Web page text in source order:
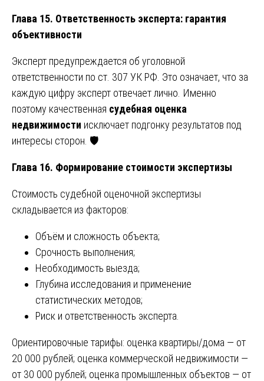
Глава 15. Ответственность эксперта: гарантия
объективности
Эксперт предупреждается об уголовной
ответственности по ст. 307 УК РФ. Это означает, что за
каждую цифру эксперт отвечает лично. Именно
поэтому качественная судебная оценка
недвижимости исключает подгонку результатов под
интересы сторон. 🛡️
Глава 16. Формирование стоимости экспертизы
Стоимость судебной оценочной экспертизы
складывается из факторов:
Объём и сложность объекта;
Срочность выполнения;
Необходимость выезда;
Глубина исследования и применение
статистических методов;
Риск и ответственность эксперта.
Ориентировочные тарифы: оценка квартиры/дома — от
20 000 рублей; оценка коммерческой недвижимости —
от 30 000 рублей; оценка промышленных объектов — от